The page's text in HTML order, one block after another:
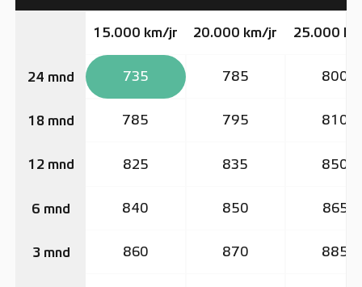
24 mnd
18 mnd
12 mnd
6 mnd
3 mnd
15.000 km/jr 20.000 km/jr 25.000
735 785 800
785 795 810
825 835 850
840 850 865
860 870 885